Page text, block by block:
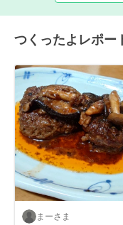
つくったよレポー
まーさま